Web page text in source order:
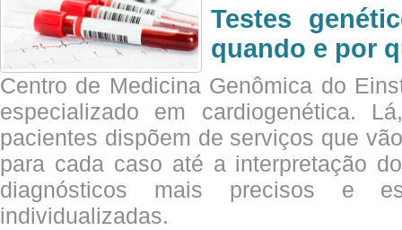
Testes
quando e por
Centro de Medicina Genômica do
especializado em cardiogenética.
pacientes dispõem de serviços que
para cada caso até a interpretação
diagnósticos mais precisos e
individualizadas.